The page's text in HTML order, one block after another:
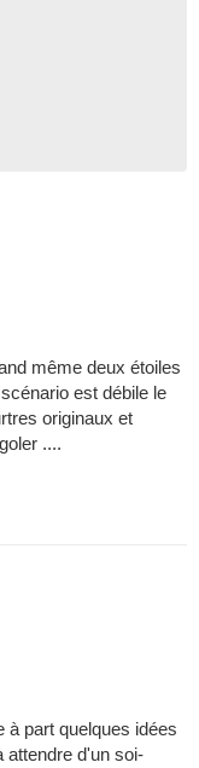
même deux étoiles
est débile le
originaux et
....
à part quelques idées
attendre d'un soi-